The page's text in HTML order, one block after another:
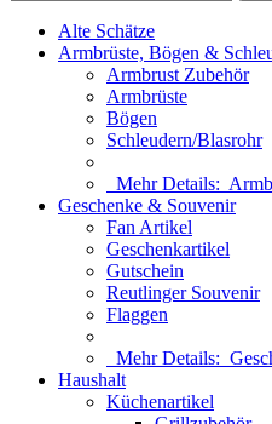
Alte Schätze
Armbrüste, Bögen &
Armbrust Zubehör
Armbrüste
Bögen
Schleudern/Blasrohr
Mehr Details:
Geschenke & Souvenir
Fan Artikel
Geschenkartikel
Gutschein
Reutlinger Souvenir
Flaggen
Mehr Details:
Haushalt
Küchenartikel